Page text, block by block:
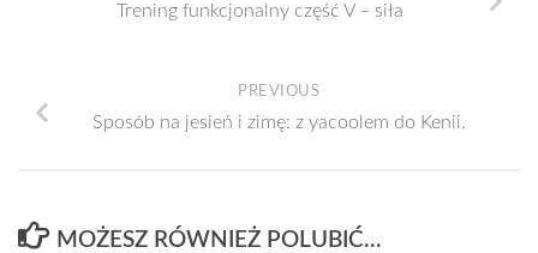
Trening funkcjonalny część V – siła
PREVIOUS
Sposób na jesień i zimę: z yacoolem do Kenii.
MOŻESZ RÓWNIEŻ POLUBIĆ…